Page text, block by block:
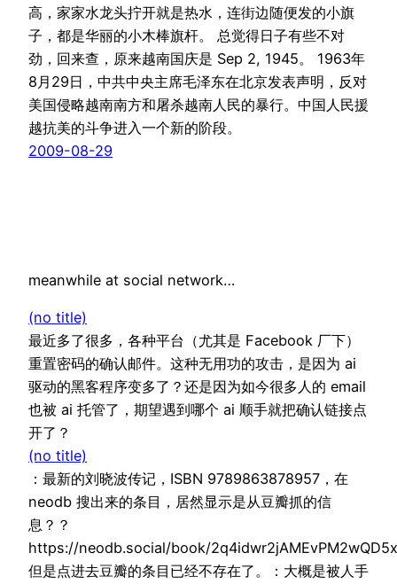
高，家家水龙头拧开就是热水，连街边随便发的小旗
子，都是华丽的小木棒旗杆。 总觉得日子有些不对
劲，回来查，原来越南国庆是 Sep 2, 1945。 1963年
8月29日，中共中央主席毛泽东在北京发表声明，反对
美国侵略越南南方和屠杀越南人民的暴行。中国人民援
越抗美的斗争进入一个新的阶段。
2009-08-29
meanwhile at social network…
(no title)
最近多了很多，各种平台（尤其是 Facebook 厂下）
重置密码的确认邮件。这种无用功的攻击，是因为 ai
驱动的黑客程序变多了？还是因为如今很多人的 email
也被 ai 托管了，期望遇到哪个 ai 顺手就把确认链接点
开了？
(no title)
：最新的刘晓波传记，ISBN 9789863878957，在
neodb 搜出来的条目，居然显示是从豆瓣抓的信
息？？
https://neodb.social/book/
但是点进去豆瓣的条目已经不存在了。：大概是被人手